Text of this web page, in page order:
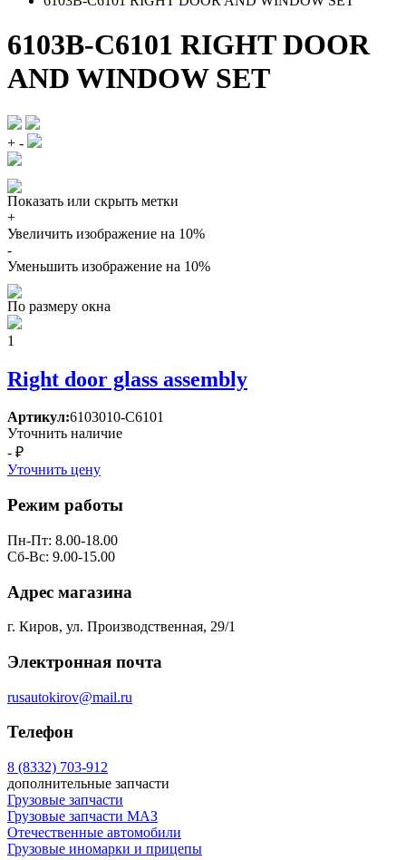
6103B-C6101 RIGHT DOOR
AND WINDOW SET
+ -
Показать или скрыть метки
+
Увеличить изображение на 10%
-
Уменьшить изображение на 10%
По размеру окна
1
Right door glass assembly
Артикул:6103010-C6101
Уточнить наличие
- ₽
Уточнить цену
Режим работы
Пн-Пт: 8.00-18.00
Сб-Вс: 9.00-15.00
Адрес магазина
г. Киров, ул. Производственная, 29/1
Электронная почта
rusautokirov@mail.ru
Телефон
8 (8332) 703-912
дополнительные запчасти
Грузовые запчасти
Грузовые запчасти МАЗ
Отечественные автомобили
Грузовые иномарки и прицепы